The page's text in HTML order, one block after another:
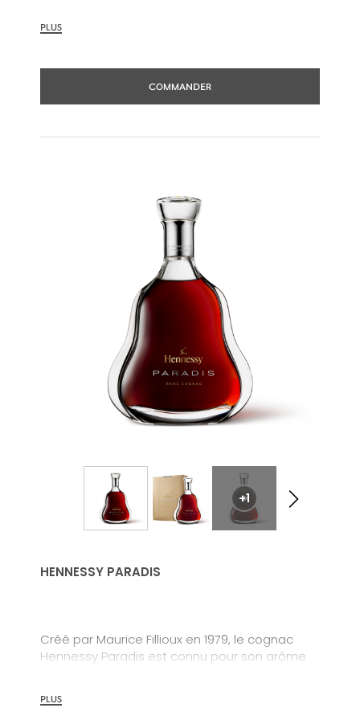
Hennessy de s'étendre partout où ses
singulier pour le futur roi George IV
nom de Hennessy V.S.O.P.
complet qu’harmonieux, l’expression même
d’un cognac équilibré.
Ce cognac de caractère est conçu à partir
d’une sélection d’eaux-de-vie charpentées et
vieillies principalement dans des fûts de chêne
anciens.Hennessy V.S.O.P est l'expression du
savoir-faire de la Maison Hennessy depuis plus
PLUS
COMMANDER
+1
HENNESSY PARADIS
Créé par Maurice Fillioux en 1979, le cognac
Hennessy Paradis est connu pour son arôme
Il se compose d’eaux-de-vie reflétant la
PLUS